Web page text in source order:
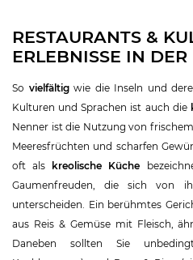
RESTAURANTS &
ERLEBNISSE IN
So vielfältigwie die Inseln und
Kulturen und Sprachen ist auch die
Nenner ist die Nutzung von
Meeresfrüchten und scharfen
oft als
kreolische Küche
Gaumenfreuden, die sich von
unterscheiden. Ein berühmtes
aus Reis & Gemüse mit Fleisch,
Daneben sollten Sie